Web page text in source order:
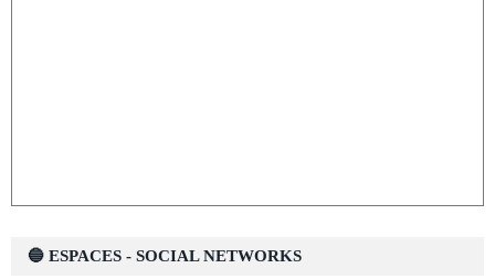
🔵 ESPACES - SOCIAL NETWORKS